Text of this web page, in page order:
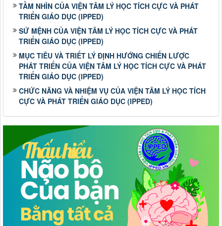
TẦM NHÌN CỦA VIỆN TÂM LÝ HỌC TÍCH CỰC VÀ PHÁT
TRIỂN GIÁO DỤC (IPPED)
SỨ MỆNH CỦA VIỆN TÂM LÝ HỌC TÍCH CỰC VÀ PHÁT
TRIỂN GIÁO DỤC (IPPED)
MỤC TIÊU VÀ TRIẾT LÝ ĐỊNH HƯỚNG CHIẾN LƯỢC
PHÁT TRIỂN CỦA VIỆN TÂM LÝ HỌC TÍCH CỰC VÀ PHÁT
TRIỂN GIÁO DỤC (IPPED)
CHỨC NĂNG VÀ NHIỆM VỤ CỦA VIỆN TÂM LÝ HỌC TÍCH
CỰC VÀ PHÁT TRIỂN GIÁO DỤC (IPPED)